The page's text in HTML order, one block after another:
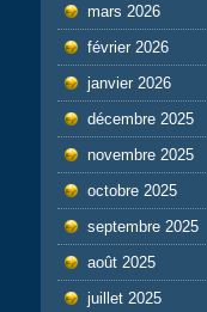
mars 2026
février 2026
janvier 2026
décembre 2025
novembre 2025
octobre 2025
septembre 2025
août 2025
juillet 2025